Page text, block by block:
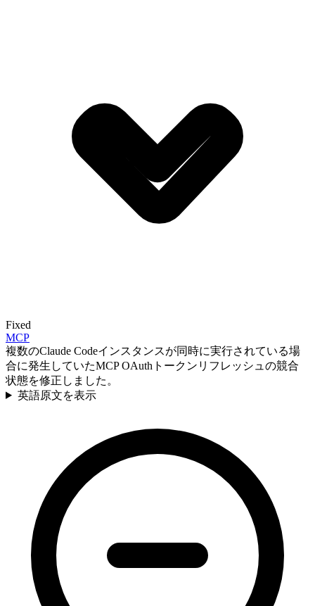
Fixed
MCP
複数のClaude Codeインスタンスが同時に実行されている場
合に発生していたMCP OAuthトークンリフレッシュの競合
状態を修正しました。
英語原文を表示